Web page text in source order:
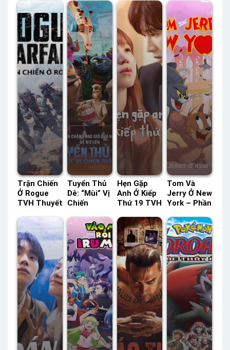
Trận Chiến
Ở Rogue
TVH Thuyết
Status: HD
Thuyết
Minh
Tuyển Thủ
Dê: “Mùi” Vị
Chiến
Thuyết
Minh –
Status: HD
Thuyết
Minh
Hẹn Gặp
Anh Ở Kiếp
Thứ 19 TVH
Minh –
Status: 12 /
12 Thuyết
Minh
Tom Và
Jerry Ở New
York – Phần
Thuyết
Minh –
Status: 06 /
06 Thuyết
Minh